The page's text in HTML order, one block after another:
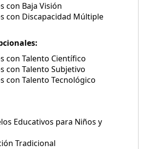
con Baja Visión
con Discapacidad Múltiple
con Talento Científico
con Talento Subjetivo
con Talento Tecnológico
Educativos para Niños y
Tradicional